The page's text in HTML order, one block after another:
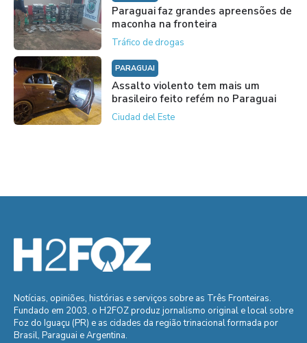
Paraguai faz grandes apreensões de
maconha na fronteira
Tráfico de drogas
PARAGUAI
Assalto violento tem mais um
brasileiro feito refém no Paraguai
Ciudad del Este
Notícias, opiniões, histórias e serviços sobre as Três Fronteiras.
Fundado em 2003, o H2FOZ produz jornalismo original e local sobre
Foz do Iguaçu (PR) e as cidades da região trinacional formada por
Brasil, Paraguai e Argentina.